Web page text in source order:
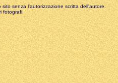
senza l'autorizzazione scritta dell'autore.
fotografi.